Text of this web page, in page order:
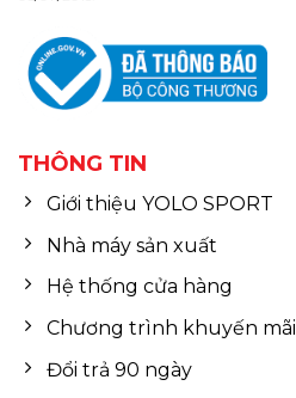
THÔNG TIN
Giới thiệu YOLO SPORT
Nhà máy sản xuất
Hệ thống cửa hàng
Chương trình khuyến mãi
Đổi trả 90 ngày